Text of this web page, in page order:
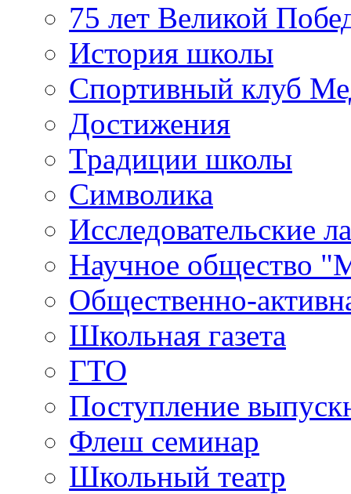
75 лет Великой
История школы
Спортивный клуб
Достижения
Традиции школы
Символика
Исследовательские
Научное общество
Общественно-
Школьная газета
ГТО
Поступление
Флеш семинар
Школьный театр